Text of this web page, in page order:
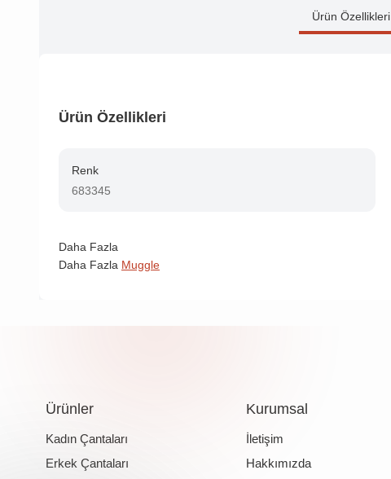
Ürün Özellikleri
Ürün Özellikleri
Renk
683345
Daha Fazla
Daha Fazla Muggle
Ürünler
Kadın Çantaları
Erkek Çantaları
Kurumsal
İletişim
Hakkımızda